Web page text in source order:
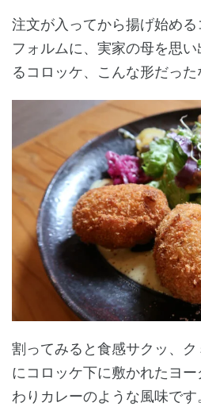
注文が入ってから揚げ始め
フォルムに、実家の母を思
るコロッケ、こんな形だった
割ってみると食感サクッ、
にコロッケ下に敷かれたヨ
わりカレーのような風味で